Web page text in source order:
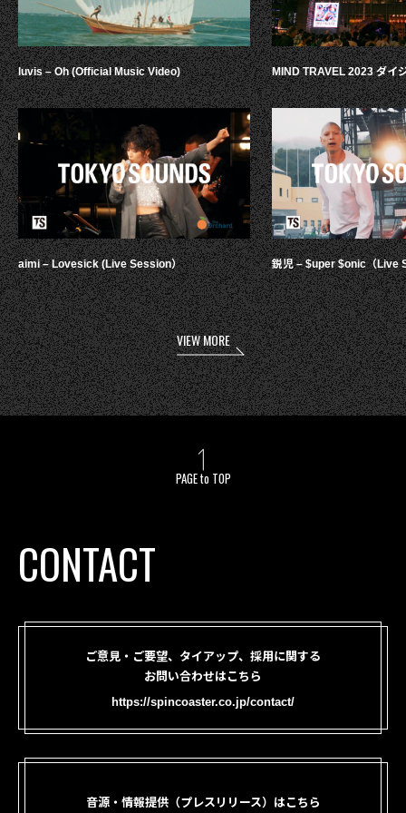
luvis – Oh (Official Music Video)
aimi – Lovesick (Live Session）
MIND TRAVEL 2023 ダイ
鋭児 – $uper $onic（Live
VIEW MORE
PAGE to TOP
CONTACT
ご意見・ご要望、タイアップ、採用に関する
お問い合わせはこちら
https://spincoaster.co.jp/contact/
音源・情報提供（プレスリリース）はこちら